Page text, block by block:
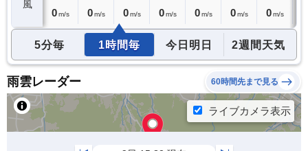
風
0 m/s 0 m/s 0 m/s 0 m/s 0 m/s 0 m/s 0 m/s
5分毎 1時間毎 今日明日 2週間天気
雨雲レーダー 60時間先まで見る